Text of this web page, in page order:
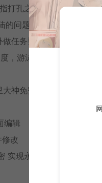
打孔之后找不到宝石镶
的问题
任务要小心 没装备会死翘
，游泳速度
神免费共享的文件]
编辑
改
实现永久使用